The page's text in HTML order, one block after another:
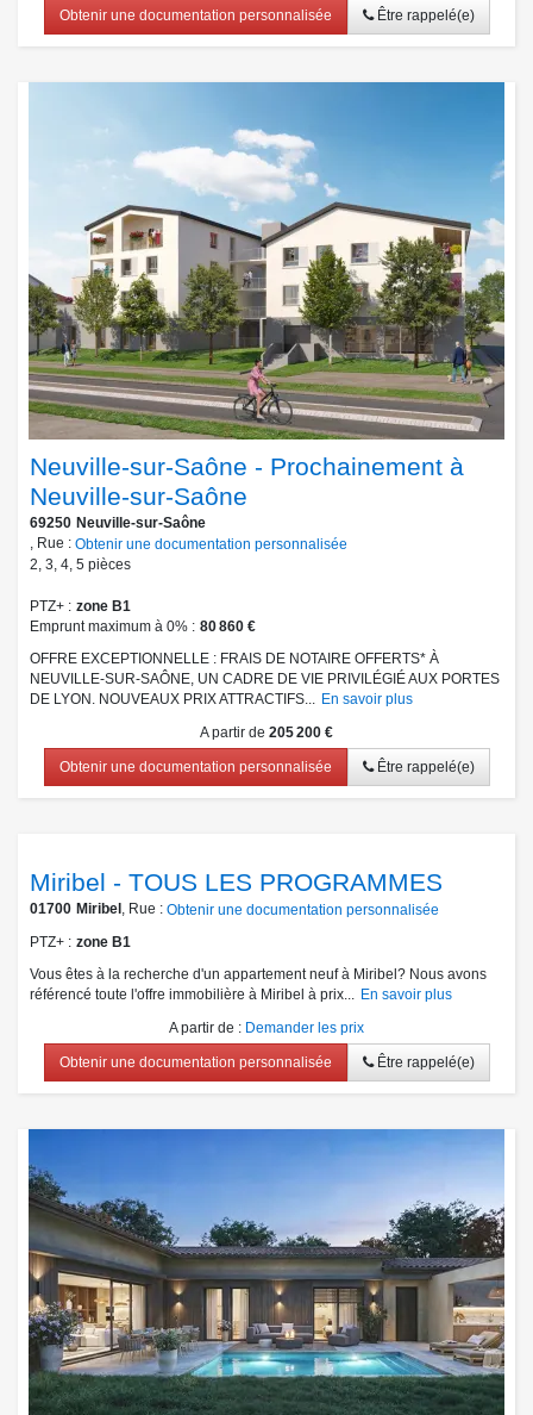
Obtenir une documentation personnalisée Être rappelé(e)
Neuville-sur-Saône - Prochainement à
Neuville-sur-Saône
69250 Neuville-sur-Saône
, Rue : Obtenir une documentation personnalisée
2, 3, 4, 5 pièces
PTZ+
zone B1
Emprunt maximum à 0%
80 860 €
OFFRE EXCEPTIONNELLE : FRAIS DE NOTAIRE OFFERTS* À
NEUVILLE-SUR-SAÔNE, UN CADRE DE VIE PRIVILÉGIÉ AUX PORTES
DE LYON. NOUVEAUX PRIX ATTRACTIFS... En savoir plus
A partir de 205 200 €
Obtenir une documentation personnalisée Être rappelé(e)
Miribel - TOUS LES PROGRAMMES
01700 Miribel , Rue : Obtenir une documentation personnalisée
PTZ+
zone B1
Vous êtes à la recherche d'un appartement neuf à Miribel? Nous avons
référencé toute l'offre immobilière à Miribel à prix... En savoir plus
A partir de : Demander les prix
Obtenir une documentation personnalisée Être rappelé(e)